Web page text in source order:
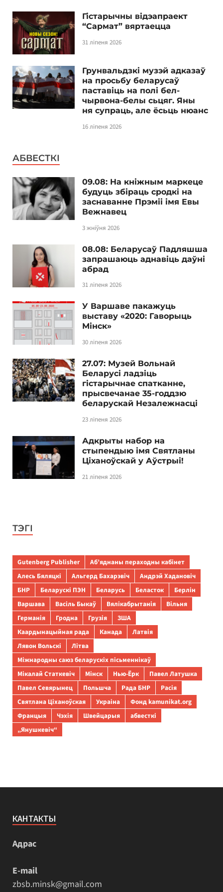
Гістарычны відэапраект
“Сармат” вяртаецца
31 ліпеня 2026
Грунвальдзкі музэй адказаў
на просьбу беларусаў
паставіць на полі бел-
чырвона-белы сьцяг. Яны
ня супраць, але ёсьць нюанс
16 ліпеня 2026
АБВЕСТКІ
09.08: На кніжным маркеце
будуць збіраць сродкі на
заснаванне Прэміі імя Евы
Вежнавец
3 жніўня 2026
08.08: Беларусаў Падляшша
запрашаюць аднавіць даўні
абрад
31 ліпеня 2026
У Варшаве пакажуць
выставу «2020: Гаворыць
Мінск»
30 ліпеня 2026
27.07: Музей Вольнай
Беларусі ладзіць
гістарычнае спатканне,
прысвечанае 35-годдзю
беларускай Незалежнасці
23 ліпеня 2026
Адкрыты набор на
стыпендыю імя Святланы
Ціханоўскай у Аўстрыі!
21 ліпеня 2026
ТЭГІ
Gutenberg Publisher
Аб’яднаны пераходны кабінет
Алесь Бяляцкі
Альгерд Бахарэвіч
Андрэй Хадановіч
БНР
Беларускі ПЭН Беларусь Беласток
Берлін
Варшава
Васіль Быкаў Вялікабрытанія
Вільня
Германія
Гродна Грузія
ЗША
Каардынацыйная рада
Канада
Латвія
Лявон Вольскі
Літва
Міжнародны саюз беларускіх пісьменнікаў
Мікалай Статкевіч
Мінск Нью-Ёрк
Павел Латушка
Павел Севярынец
Польшча Рада БНР
Расія
Святлана Ціханоўская
Украіна
Фонд kamunikat.org
Францыя
Чэхія Швейцарыя
абвесткі
„Янушкевіч“
КАНТАКТЫ
Адрас
E-mail
zbsb.minsk@gmail.com